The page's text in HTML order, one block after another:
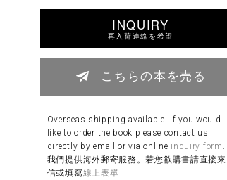
INQUIRY
再入荷連絡を希望
こちらの本を売る
Overseas shipping available. If you would
like to order the book please contact us
directly by email or via online inquiry form .
我們提供海外郵寄服務。若您欲購書請直接來
信或填寫線上表單